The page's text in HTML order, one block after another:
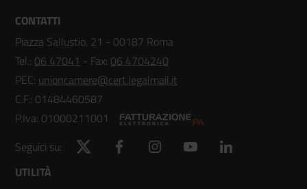
CONTATTI
Piazza Sallustio, 21 - 00187 Roma
Tel.: 06 47041 - Fax: 06 4704240
PEC: unioncamere@cert.legalmail.it
C.F.: 01484460587
P.Iva: 01000211001
Seguici su:
Twitter Facebook Instagram YouTube
Footer
UTILITÀ